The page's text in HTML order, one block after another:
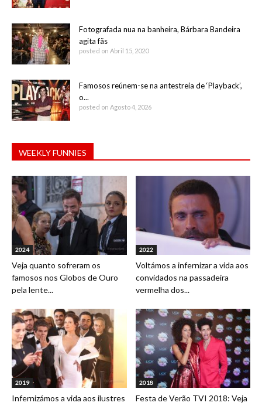
Fotografada nua na banheira, Bárbara Bandeira
agita fãs
posted on Abril 15, 2020
Famosos reúnem-se na antestreia de ‘Playback’,
o...
posted on Agosto 4, 2026
WEEKLY FUNNIES
2024
Veja quanto sofreram os
famosos nos Globos de Ouro
pela lente...
2022
Voltámos a infernizar a vida aos
convidados na passadeira
vermelha dos...
2019
Infernizámos a vida aos ilustres
2018
Festa de Verão TVI 2018: Veja